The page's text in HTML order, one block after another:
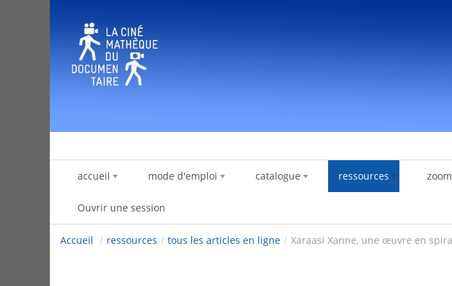
accueil mode d'emploi catalogue ressources zoom
Ouvrir une session
Accueil / ressources / tous les articles en ligne / Xaraasi Xanne, une œuvre en